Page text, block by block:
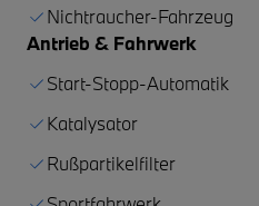
Nichtraucher-Fahrzeug
Antrieb & Fahrwerk
Start-Stopp-Automatik
Katalysator
Rußpartikelfilter